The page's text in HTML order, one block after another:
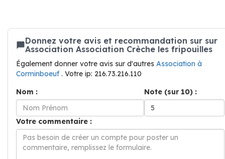
Donnez votre avis et recommandation sur sur
Association Association Crèche les fripouilles
Également donner votre avis sur d'autres Association à
Corminboeuf. Votre ip: 216.73.216.110
Nom :
Note (sur 10) :
Votre commentaire :